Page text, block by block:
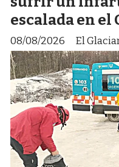
escalada en el
El
08/08/2026